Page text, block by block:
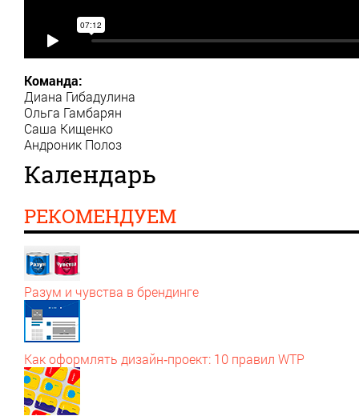
Команда:
Диана Гибадулина
Ольга Гамбарян
Саша Кищенко
Андроник Полоз
Календарь
РЕКОМЕНДУЕМ
Разум и чувства в брендинге
Как оформлять дизайн‑проект: 10 правил WTP